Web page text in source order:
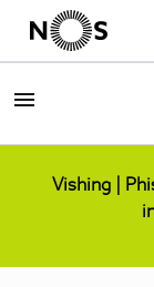
Vishing |